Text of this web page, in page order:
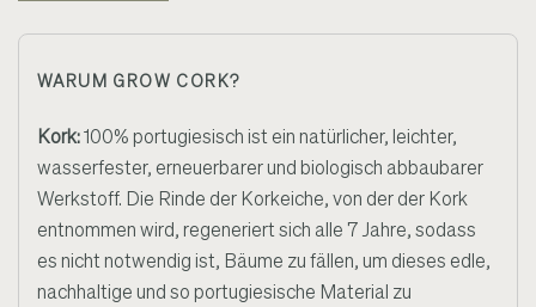
WARUM GROW CORK?
Kork:100% portugiesisch ist ein natürlicher, leichter,
wasserfester, erneuerbarer und biologisch abbaubarer
Werkstoff. Die Rinde der Korkeiche, von der der Kork
entnommen wird, regeneriert sich alle 7 Jahre, sodass
es nicht notwendig ist, Bäume zu fällen, um dieses edle,
nachhaltige und so portugiesische Material zu